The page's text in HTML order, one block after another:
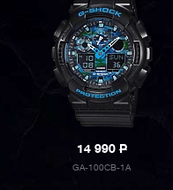
14 990P
GA-100CB-1A